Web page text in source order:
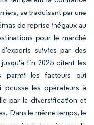
se traduisant par une
de reprise inégaux au
pour le marché
suivies par des
fin 2025 citent les
parmi les facteurs qui
les opérateurs à
par la diversification et
Dans le même temps, le